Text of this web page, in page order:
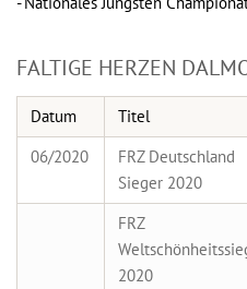
FALTIGE HERZEN
Datum Titel
06/2020
FRZ Deutschland
Sieger 2020
FRZ
2020